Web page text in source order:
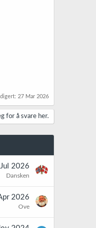
27 Mar 2026
for å svare her.
2026
Dansken
2026
Ove